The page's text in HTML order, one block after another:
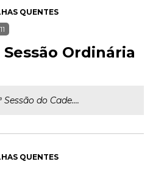
QUENTES
Ordinária
do Cade....
QUENTES